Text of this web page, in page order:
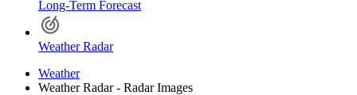
Long-Term Forecast
Weather Radar
Weather
Weather Radar - Radar Images